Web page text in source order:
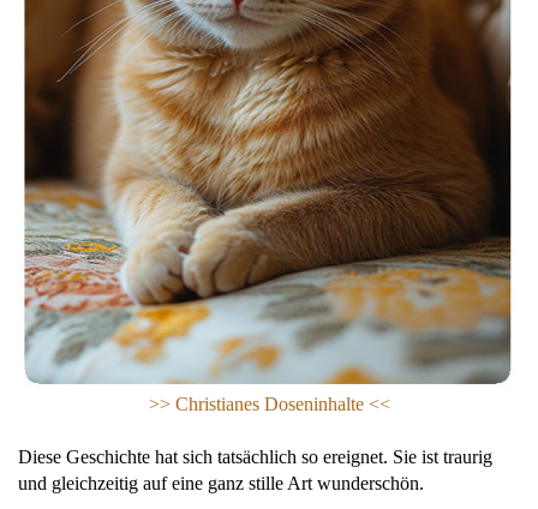
>> Christianes Doseninhalte <<
Diese Geschichte hat sich tatsächlich so ereignet. Sie ist traurig
und gleichzeitig auf eine ganz stille Art wunderschön.